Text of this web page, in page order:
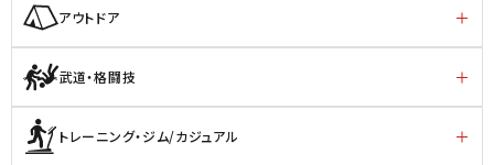
アウトドア
武道・格闘技
トレーニング・ジム/カジュアル